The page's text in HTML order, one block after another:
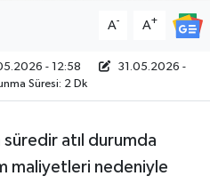
A- A+
- 12:58
31.05.2026 -
Süresi: 2 Dk
atıl durumda
maliyetleri nedeniyle